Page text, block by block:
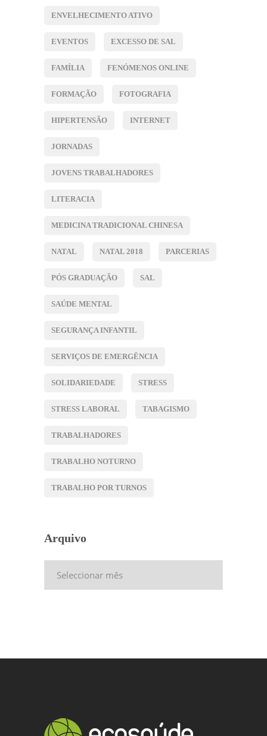
ENVELHECIMENTO ATIVO
EVENTOS EXCESSO DE SAL
FAMÍLIA FENÓMENOS ONLINE
FORMAÇÃO FOTOGRAFIA
HIPERTENSÃO INTERNET
JORNADAS
JOVENS TRABALHADORES
LITERACIA
MEDICINA TRADICIONAL CHINESA
NATAL NATAL 2018 PARCERIAS
PÓS GRADUAÇÃO SAL
SAÚDE MENTAL
SEGURANÇA INFANTIL
SERVIÇOS DE EMERGÊNCIA
SOLIDARIEDADE STRESS
STRESS LABORAL TABAGISMO
TRABALHADORES
TRABALHO NOTURNO
TRABALHO POR TURNOS
Arquivo